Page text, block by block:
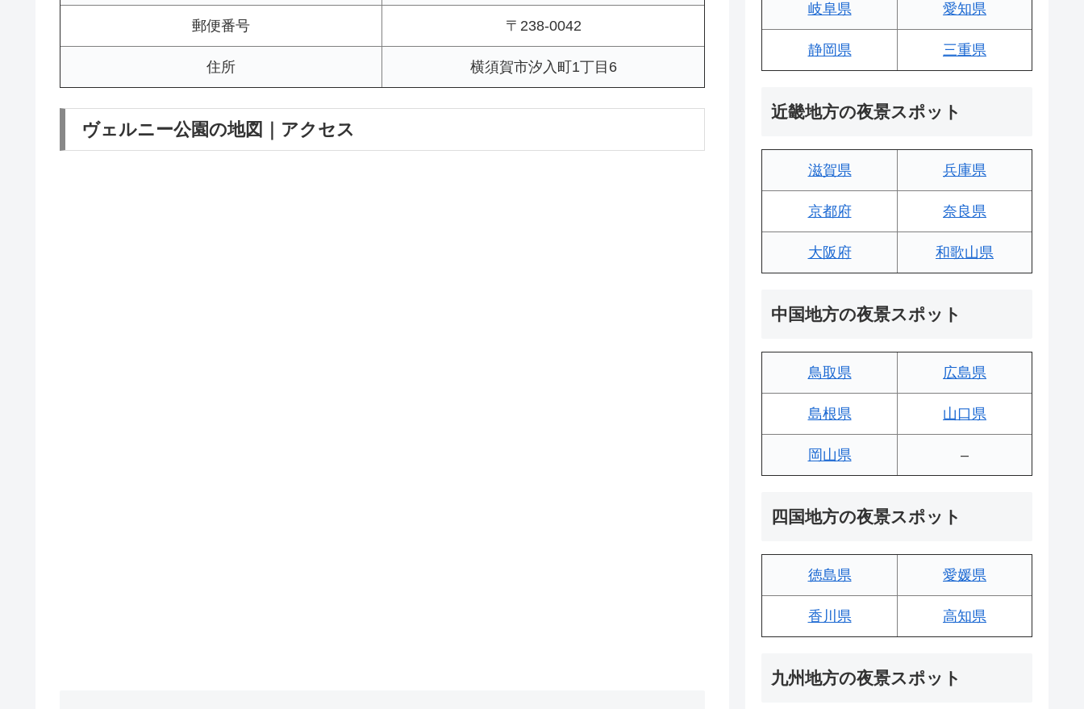
郵便番号 〒238-0042
住所 横須賀市汐入町1丁目6
ヴェルニー公園の地図｜アクセス
岐阜県 愛知県
静岡県 三重県
近畿地方の夜景スポット
滋賀県 兵庫県
京都府 奈良県
大阪府 和歌山県
中国地方の夜景スポット
鳥取県 広島県
島根県 山口県
岡山県 –
四国地方の夜景スポット
徳島県 愛媛県
香川県 高知県
九州地方の夜景スポット